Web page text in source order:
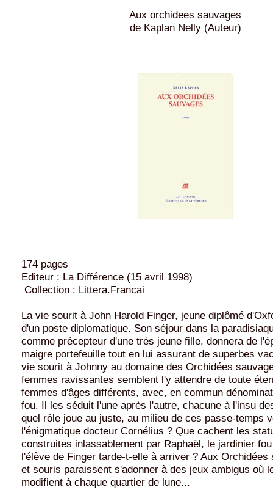
Aux orchidees sauvages
de Kaplan Nelly (Auteur)
174 pages
Editeur : La Différence (15 avril 1998)
Collection : Littera.Francai
La vie sourit à John Harold Finger, jeune diplômé
d'un poste diplomatique. Son séjour dans la
comme précepteur d'une très jeune fille, donnera de
maigre portefeuille tout en lui assurant de superbes
vie sourit à Johnny au domaine des Orchidées
femmes ravissantes semblent l'y attendre de toute
femmes d'âges différents, avec, en commun
fou. Il les séduit l'une après l'autre, chacune à l'insu
quel rôle joue au juste, au milieu de ces passe-temps
l'énigmatique docteur Cornélius ? Que cachent les
construites inlassablement par Raphaël, le jardinier
l'élève de Finger tarde-t-elle à arriver ? Aux Orchidées
et souris paraissent s'adonner à des jeux ambigus où
modifient à chaque quartier de lune...